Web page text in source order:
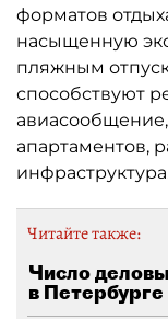
форматов
насыщенную
пляжным
способствуют
апартаментов,
Читайте также:
Число
в